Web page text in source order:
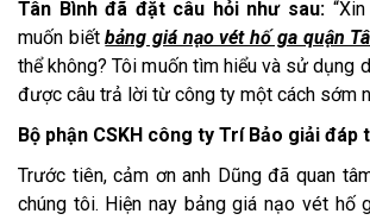
Tân Bình đã đặt câu hỏi như sau:
muốn biếtbảng giá nạo vét hố ga quận
thể không? Tôi muốn tìm hiểu và sử dụng
được câu trả lời từ công ty một cách sớm
Bộ phận CSKH công ty Trí Bảo giải đáp
Trước tiên, cảm ơn anh Dũng đã quan
chúng tôi. Hiện nay bảng giá nạo vét hố